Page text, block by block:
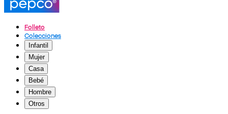
Folleto
Colecciones
Infantil
Mujer
Casa
Bebé
Hombre
Otros